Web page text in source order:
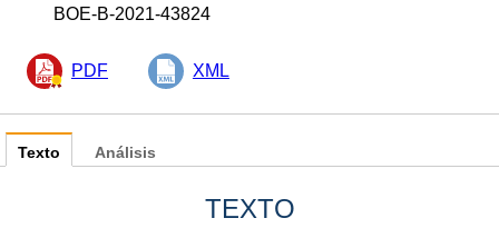
BOE-B-2021-43824
PDF XML
Texto
TEXTO
Análisis